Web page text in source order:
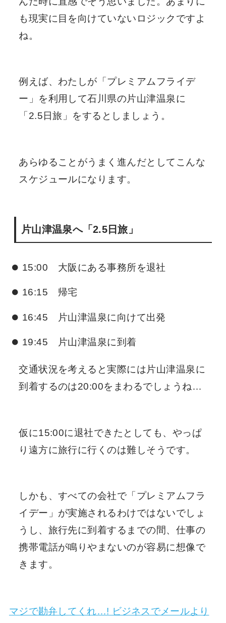
も現実に目を向けていないロジックですよ
ね。
例えば、わたしが「プレミアムフライデ
ー」を利用して石川県の片山津温泉に
「2.5日旅」をするとしましょう。
あらゆることがうまく進んだとしてこんな
スケジュールになります。
片山津温泉へ「2.5日旅」
15:00 大阪にある事務所を退社
16:15 帰宅
16:45 片山津温泉に向けて出発
19:45 片山津温泉に到着
交通状況を考えると実際には片山津温泉に
到着するのは20:00をまわるでしょうね…
仮に15:00に退社できたとしても、やっぱ
り遠方に旅行に行くのは難しそうです。
しかも、すべての会社で「プレミアムフラ
イデー」が実施されるわけではないでしょ
うし、旅行先に到着するまでの間、仕事の
携帯電話が鳴りやまないのが容易に想像で
きます。
マジで勘弁してくれ…! ビジネスでメールより